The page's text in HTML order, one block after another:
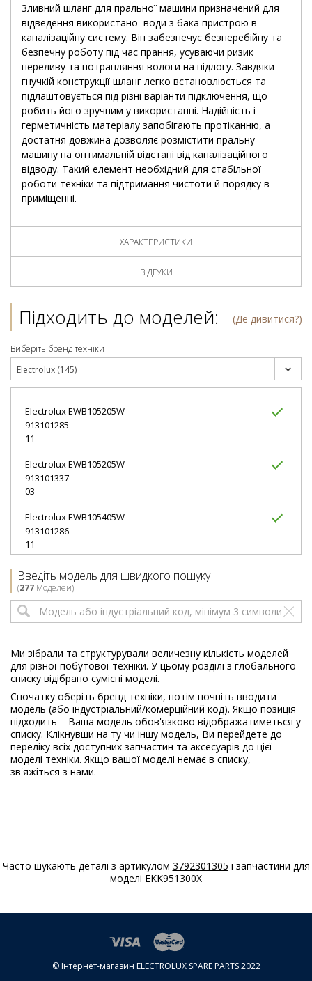
Зливний шланг для пральної машини призначений для
відведення використаної води з бака пристрою в
каналізаційну систему. Він забезпечує безперебійну та
безпечну роботу під час прання, усуваючи ризик
переливу та потрапляння вологи на підлогу. Завдяки
гнучкій конструкції шланг легко встановлюється та
підлаштовується під різні варіанти підключення, що
робить його зручним у використанні. Надійність і
герметичність матеріалу запобігають протіканню, а
достатня довжина дозволяє розмістити пральну
машину на оптимальній відстані від каналізаційного
відводу. Такий елемент необхідний для стабільної
роботи техніки та підтримання чистоти й порядку в
приміщенні.
ХАРАКТЕРИСТИКИ
ВІДГУКИ
Підходить до моделей: (Де дивитися?)
Виберіть бренд техніки
Electrolux (145)
ElectroluxEWB105205W
913101285
11
ElectroluxEWB105205W
913101337
03
ElectroluxEWB105405W
913101286
11
Electrolux
913101338
03
ElectroluxEWB65210W
05
ElectroluxEWB65210W
913101302
05
Electrolux
EWB65210W
913101307
00
03
09
EWB95205W
Введіть модель для швидкого пошуку
(277 Моделей)
Ми зібрали та структурували величезну кількість моделей
для різної побутової техніки. У цьому розділі з глобального
списку відібрано сумісні моделі.
Спочатку оберіть бренд техніки, потім почніть вводити
модель (або індустріальний/комерційний код). Якщо позиція
підходить – Ваша модель обов'язково відображатиметься у
списку. Клікнувши на ту чи іншу модель, Ви перейдете до
переліку всіх доступних запчастин та аксесуарів до цієї
моделі техніки. Якщо вашої моделі немає в списку,
зв'яжіться з нами.
Часто шукають деталі з артикулом 3792301305 і запчастини для
моделі EKK951300X
© Інтернет-магазин ELECTROLUX SPARE PARTS 2022